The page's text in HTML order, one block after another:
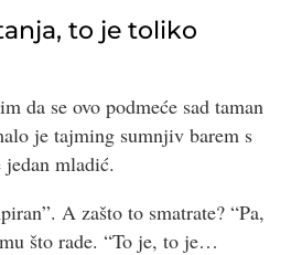
to je toliko
da se ovo podmeće sad taman
je tajming sumnjiv barem s
jedan mladić.
A zašto to smatrate? “Pa,
što rade. “To je, to je…